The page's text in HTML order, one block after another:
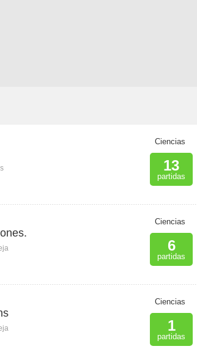
Ciencias
13
partidas
Ciencias
6
partidas
Ciencias
1
partidas